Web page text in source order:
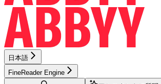
日本語
FineReader Engine